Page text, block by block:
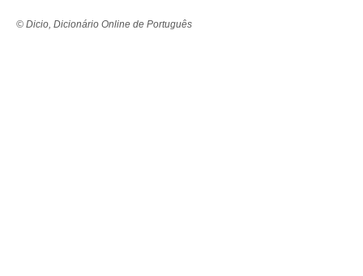
© Dicio, Dicionário Online de Português